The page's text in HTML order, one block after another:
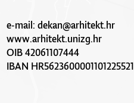
e-mail:dekan@arhitekt.hr
www.arhitekt.unizg.hr
OIB 42061107444
IBAN HR5623600001101225521